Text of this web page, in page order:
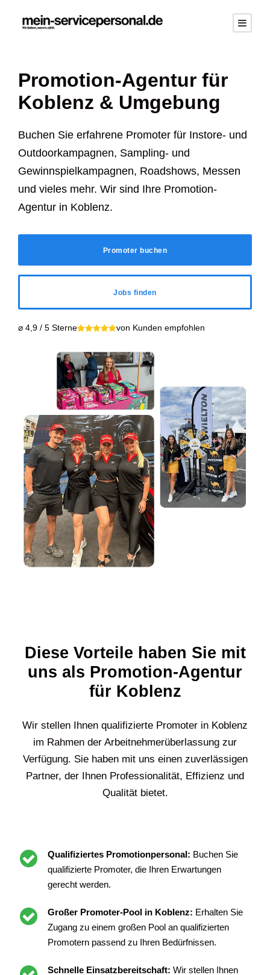
Promotion-Agentur für
Koblenz & Umgebung
Buchen Sie erfahrene Promoter für Instore- und
Outdoorkampagnen, Sampling- und
Gewinnspielkampagnen, Roadshows, Messen
und vieles mehr. Wir sind Ihre Promotion-
Agentur in Koblenz.
Promoter buchen
Jobs finden
⌀ 4,9 / 5 Sterne von Kunden empfohlen
Diese Vorteile haben Sie mit
uns als Promotion-Agentur
für Koblenz
Wir stellen Ihnen qualifizierte Promoter in Koblenz
im Rahmen der Arbeitnehmerüberlassung zur
Verfügung. Sie haben mit uns einen zuverlässigen
Partner, der Ihnen Professionalität, Effizienz und
Qualität bietet.
Qualifiziertes Promotionpersonal: Buchen Sie
qualifizierte Promoter, die Ihren Erwartungen
gerecht werden.
Großer Promoter-Pool in Koblenz: Erhalten Sie
Zugang zu einem großen Pool an qualifizierten
Promotern passend zu Ihren Bedürfnissen.
Schnelle Einsatzbereitschaft: Wir stellen Ihnen